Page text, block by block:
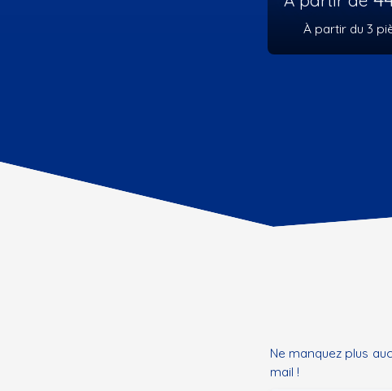
hammamet 8050
Ne manquez plus
mail !